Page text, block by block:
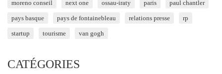
moreno conseil next one ossau-iraty paris paul chantler
pays basque pays de fontainebleau relations presse rp
startup tourisme van gogh
CATÉGORIES